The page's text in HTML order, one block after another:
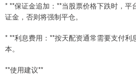
* **保证金追加：**当股票价格下跌时，
证金，否则将强制平仓。
* **利息费用：**按天配资通常需要支付利
本。
**使用建议**